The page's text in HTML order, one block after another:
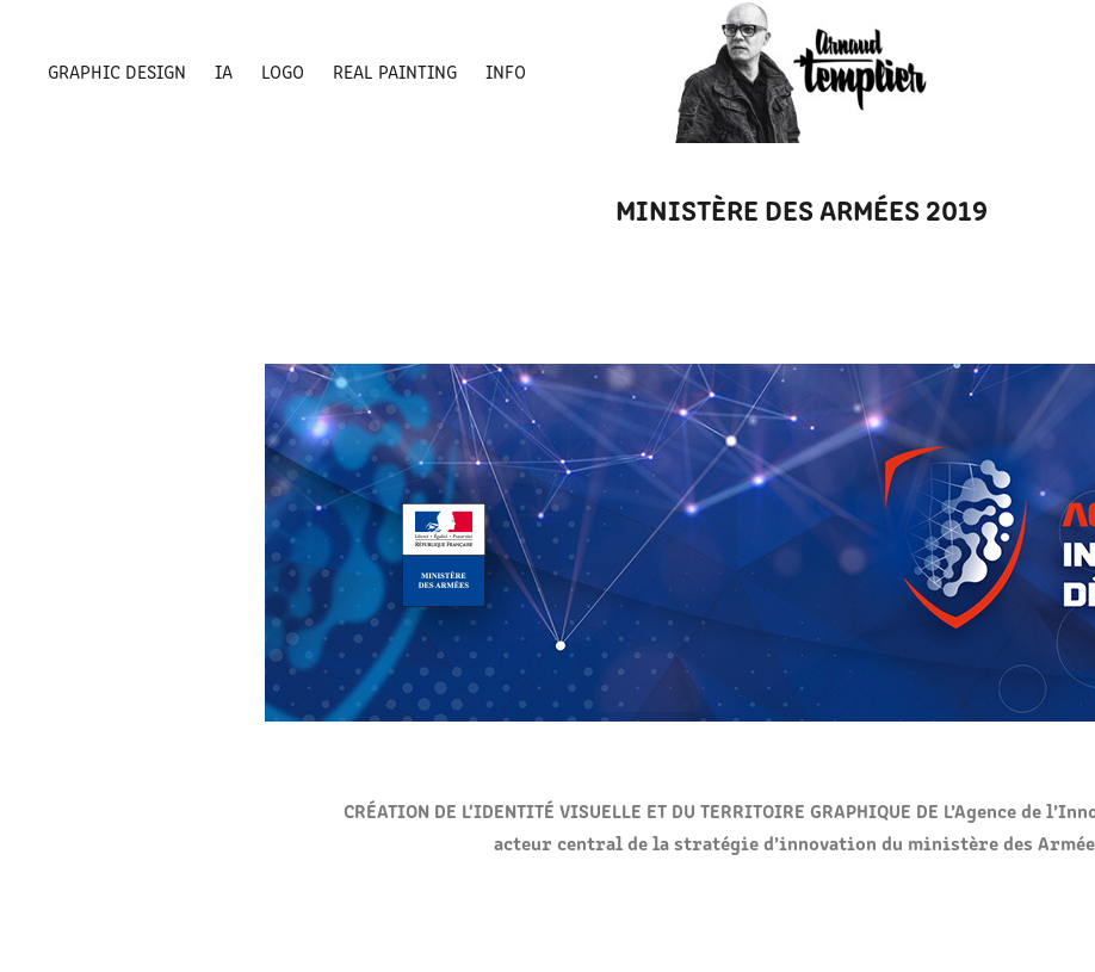
GRAPHIC DESIGN IA LOGO REAL PAINTING INFO
MINISTÈRE DES ARMÉES 2019
CRÉATION DE L'IDENTITÉ VISUELLE ET DU TERRITOIRE GRAPHIQUE DE L’Agence de
acteur central de la stratégie d’innovation du ministère des